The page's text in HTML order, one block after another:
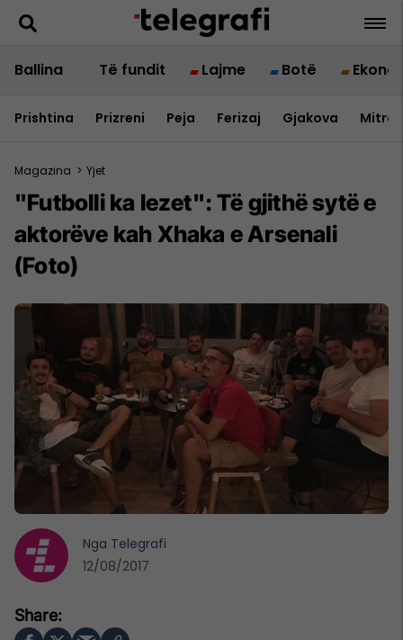
Ballina Të fundit Lajme Botë
Prishtina Prizreni Peja Ferizaj Gjakova
Magazina > Yjet
"Futbolli ka lezet": Të gjithë sytë e
aktorëve kah Xhaka e Arsenali
(Foto)
Nga Telegrafi
12/08/2017